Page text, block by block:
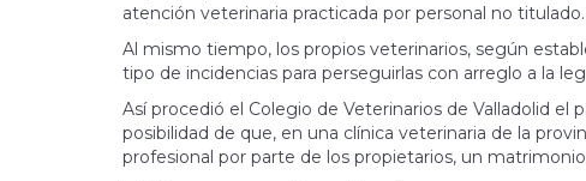
atención veterinaria practicada por personal no titulado.
Al mismo tiempo, los propios veterinarios, según
tipo de incidencias para perseguirlas con arreglo a la
Así procedió el Colegio de Veterinarios de Valladolid el
posibilidad de que, en una clínica veterinaria de la
profesional por parte de los propietarios, un